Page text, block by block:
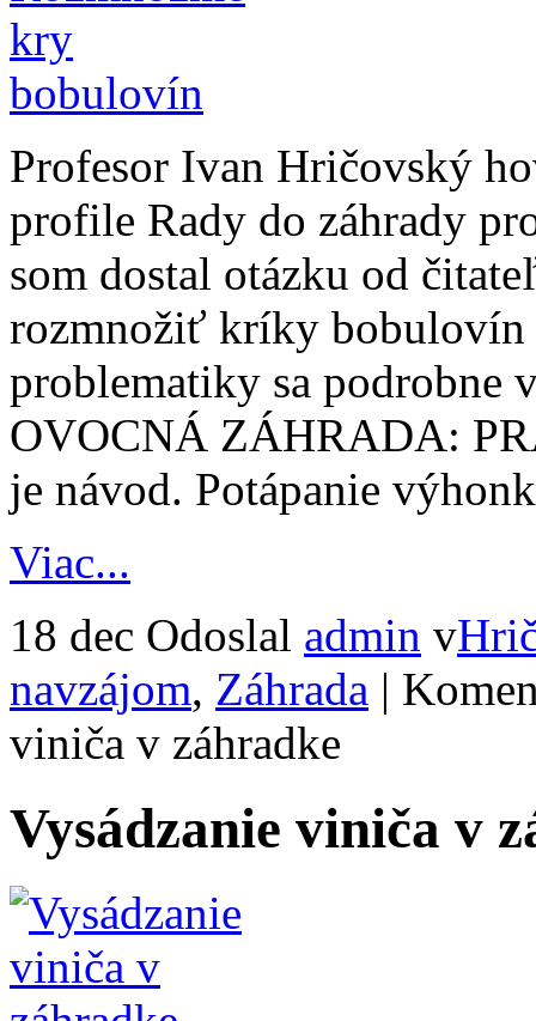
Profesor Ivan Hričovský
profile Rady do záhrady
som dostal otázku od
rozmnožiť kríky bobulovín
problematiky sa podrobne
OVOCNÁ ZÁHRADA:
je návod. Potápanie
Viac...
18 dec Odoslal admin v
navzájom, Záhrada |
viniča v záhradke
Vysádzanie viniča v